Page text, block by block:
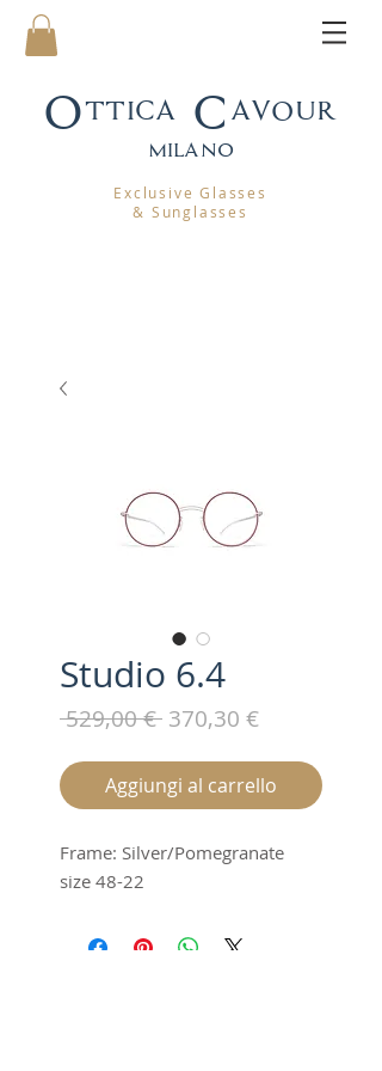
Ottica Cavour
milano
Exclusive Glasses
& Sunglasses
Studio 6.4
529,00 € Prezzo
370,30 €Prezzo
Aggiungi al carrello
Frame: Silver/Pomegranate
size 48-22